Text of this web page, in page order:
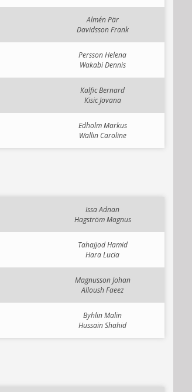
Almén Pär
Davidsson Frank
Persson Helena
Wakabi Dennis
Kalfic Bernard
Kisic Jovana
Edholm Markus
Wallin Caroline
Issa Adnan
Hagström Magnus
Tahajjod Hamid
Hara Lucia
Magnusson Johan
Alloush Faeez
Byhlin Malin
Hussain Shahid